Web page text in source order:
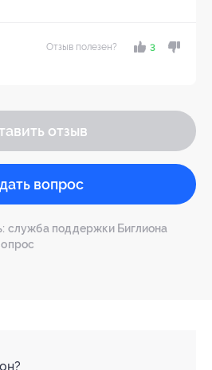
Отзыв полезен? 3
отзыв
вопрос
служба поддержки Биглиона